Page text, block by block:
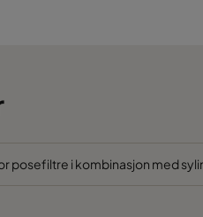
992
posefiltre i kombinasjon med